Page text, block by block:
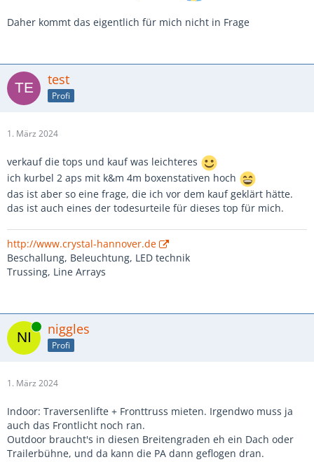
Daher kommt das eigentlich für mich nicht in Frage
test
Profi
1. März 2024
verkauf die tops und kauf was leichteres
ich kurbel 2 aps mit k&m 4m boxenstativen hoch
das ist aber so eine frage, die ich vor dem kauf geklärt hätte.
das ist auch eines der todesurteile für dieses top für mich.
http://www.crystal-hannover.de
Beschallung, Beleuchtung, LED technik
Trussing, Line Arrays
Online niggles
Profi
1. März 2024
Indoor: Traversenlifte + Fronttruss mieten. Irgendwo muss ja
auch das Frontlicht noch ran.
Outdoor braucht's in diesen Breitengraden eh ein Dach oder
Trailerbühne, und da kann die PA dann geflogen dran.